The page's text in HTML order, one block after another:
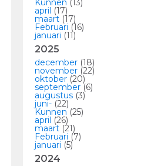
Kunnen (13)
april (17)
maart (17)
Februari (16)
januari (11)
2025
december (18)
november (22)
oktober (20)
september (6)
augustus (3)
juni- (22)
Kunnen(25)
april (26)
maart (21)
Februari (7)
januari (5)
2024